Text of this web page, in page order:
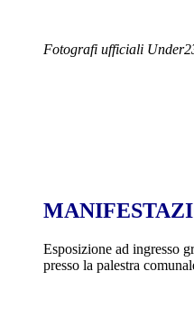
Fotografi ufficiali
Esposizione ad ingresso
presso la palestra